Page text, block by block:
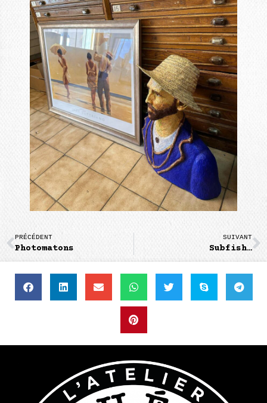
PRÉCÉDENT
Photomatons
SUIVANT
Subfish…